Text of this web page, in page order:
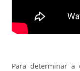
Para determinar a